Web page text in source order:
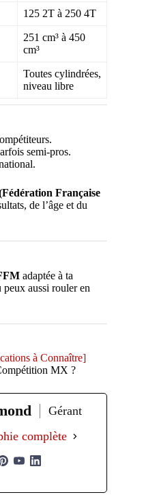
125 2T à 250 4T
251 cm³ à 450
cm³
Toutes cylindrées,
niveau libre
semi-pros.
Française
de l’âge et du
adaptée à ta
aussi rouler en
à Connaître]
MX ?
Gérant
complète